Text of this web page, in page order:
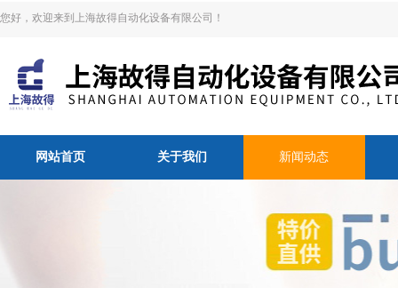
您好，欢迎来到上海故得自动化设备有限公司！
网站首页 关于我们 新闻动态